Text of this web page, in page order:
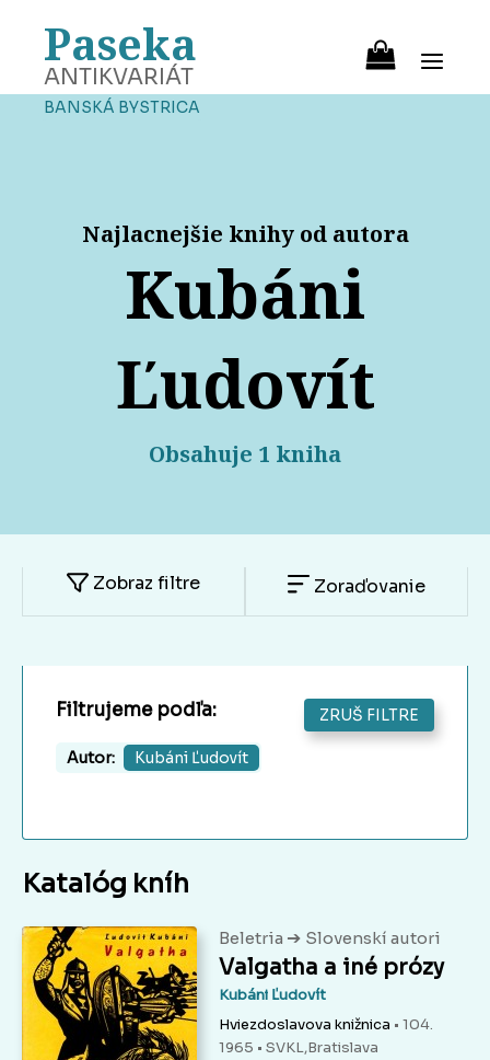
Paseka
ANTIKVARIÁT
BANSKÁ BYSTRICA
Najlacnejšie knihy od autora
Kubáni
Ľudovít
Obsahuje 1 kniha
Zobraz filtre Zoraďovanie
Filtrujeme podľa: ZRUŠ FILTRE
Autor: Kubáni Ľudovít
Katalóg kníh
Beletria ➔ Slovenskí autori
Valgatha a iné prózy
Kubáni Ľudovít
Hviezdoslavova knižnica • 104.
1965 • SVKL,Bratislava